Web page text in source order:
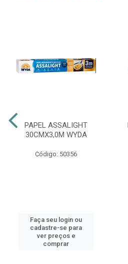
PAPEL ASSALIGHT
30CMX3,0M WYDA
Código: 50356
Faça seu login ou
cadastre-se para
ver preços e
comprar